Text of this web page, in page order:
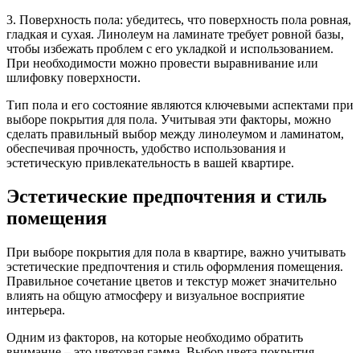
3. Поверхность пола: убедитесь, что поверхность пола ровная,
гладкая и сухая. Линолеум на ламинате требует ровной базы,
чтобы избежать проблем с его укладкой и использованием.
При необходимости можно провести выравнивание или
шлифовку поверхности.
Тип пола и его состояние являются ключевыми аспектами при
выборе покрытия для пола. Учитывая эти факторы, можно
сделать правильный выбор между линолеумом и ламинатом,
обеспечивая прочность, удобство использования и
эстетическую привлекательность в вашей квартире.
Эстетические предпочтения и стиль
помещения
При выборе покрытия для пола в квартире, важно учитывать
эстетические предпочтения и стиль оформления помещения.
Правильное сочетание цветов и текстур может значительно
влиять на общую атмосферу и визуальное восприятие
интерьера.
Одним из факторов, на которые необходимо обратить